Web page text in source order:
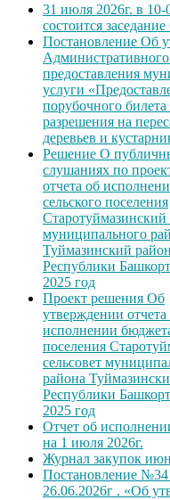
31 июля 2026г. в 10-
состоится
Постановление Об
Административного
предоставления
услуги
порубочного
разрешения на
деревьев и
Решение О
слушаниях по
отчета об
сельского поселения
Старотуймазинский
муниципального
Туймазинский район
Республики
2025 год
Проект решения Об
утверждении отчета
исполнении
поселения
сельсовет
района
Республики
2025 год
Отчет об
на 1 июля 2026г.
Журнал закупок
Постановление №34
26.06.2026г . «Об